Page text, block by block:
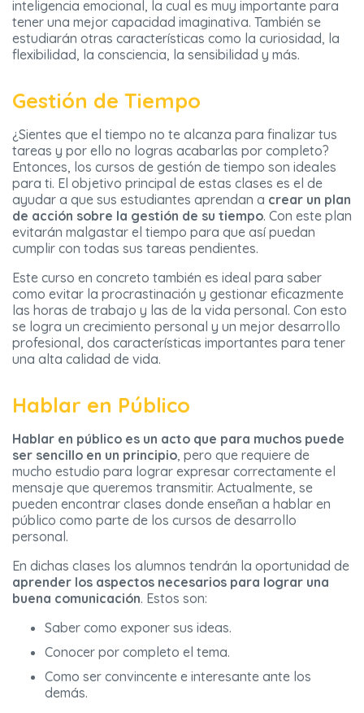
inteligencia emocional, la cual es muy importante para
tener una mejor capacidad imaginativa. También se
estudiarán otras características como la curiosidad, la
flexibilidad, la consciencia, la sensibilidad y más.
Gestión de Tiempo
¿Sientes que el tiempo no te alcanza para finalizar tus
tareas y por ello no logras acabarlas por completo?
Entonces, los cursos de gestión de tiempo son ideales
para ti. El objetivo principal de estas clases es el de
ayudar a que sus estudiantes aprendan a crear un plan
de acción sobre la gestión de su tiempo. Con este plan
evitarán malgastar el tiempo para que así puedan
cumplir con todas sus tareas pendientes.
Este curso en concreto también es ideal para saber
como evitar la procrastinación y gestionar eficazmente
las horas de trabajo y las de la vida personal. Con esto
se logra un crecimiento personal y un mejor desarrollo
profesional, dos características importantes para tener
una alta calidad de vida.
Hablar en Público
Hablar en público es un acto que para muchos puede
ser sencillo en un principio, pero que requiere de
mucho estudio para lograr expresar correctamente el
mensaje que queremos transmitir. Actualmente, se
pueden encontrar clases donde enseñan a hablar en
público como parte de los cursos de desarrollo
personal.
En dichas clases los alumnos tendrán la oportunidad de
aprender los aspectos necesarios para lograr una
buena comunicación. Estos son:
Saber como exponer sus ideas.
Conocer por completo el tema.
Como ser convincente e interesante ante los
demás.